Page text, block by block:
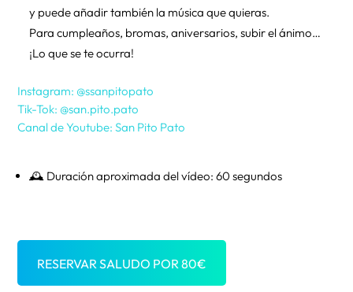
y puede añadir también la música que quieras.
Para cumpleaños, bromas, aniversarios, subir el ánimo…
¡Lo que se te ocurra!
Instagram: @ssanpitopato
Tik-Tok: @san.pito.pato
Canal de Youtube: San Pito Pato
🕰️ Duración aproximada del vídeo: 60 segundos
RESERVAR SALUDO POR80€